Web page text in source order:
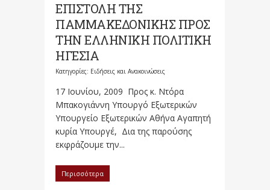
ΕΠΙΣΤΟΛΗ ΤΗΣ
ΠΑΜΜΑΚΕΔΟΝΙΚΗΣ ΠΡΟΣ
ΤΗΝ ΕΛΛΗΝΙΚΗ ΠΟΛΙΤΙΚΗ
ΗΓΕΣΙΑ
Κατηγορίες: Ειδήσεις και Ανακοινώσεις
17 Ιουνίου, 2009 Προς κ. Ντόρα
Μπακογιάννη Υπουργό Εξωτερικών
Υπουργείο Εξωτερικών Αθήνα Αγαπητή
κυρία Υπουργέ, Δια της παρούσης
εκφράζουμε την...
Περισσότερα